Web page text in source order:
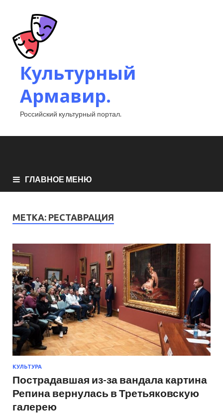
Культурный
Армавир.
Российский культурный портал.
ГЛАВНОЕ МЕНЮ
МЕТКА: РЕСТАВРАЦИЯ
КУЛЬТУРА
Пострадавшая из-за вандала картина
Репина вернулась в Третьяковскую
галерею